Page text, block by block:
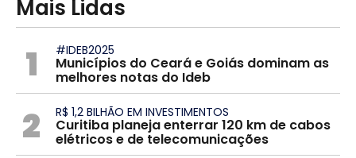
Mais Lidas
1 #IDEB2025
Municípios do Ceará e Goiás dominam as
melhores notas do Ideb
2 R$ 1,2 BILHÃO EM INVESTIMENTOS
Curitiba planeja enterrar 120 km de cabos
elétricos e de telecomunicações